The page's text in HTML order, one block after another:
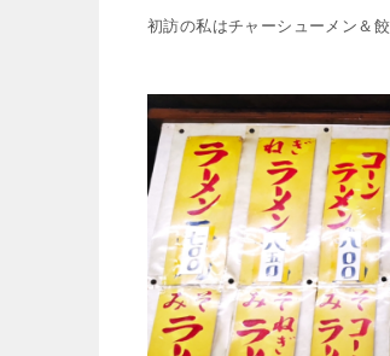
初訪の私はチャーシューメン＆